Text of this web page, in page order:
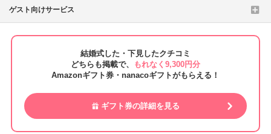
ゲスト向けサービス
結婚式した・下見したクチコミ
どちらも掲載で、
もれなく9,300円分
Amazonギフト券・nanacoギフトがもらえる！
ギフト券の詳細を見る